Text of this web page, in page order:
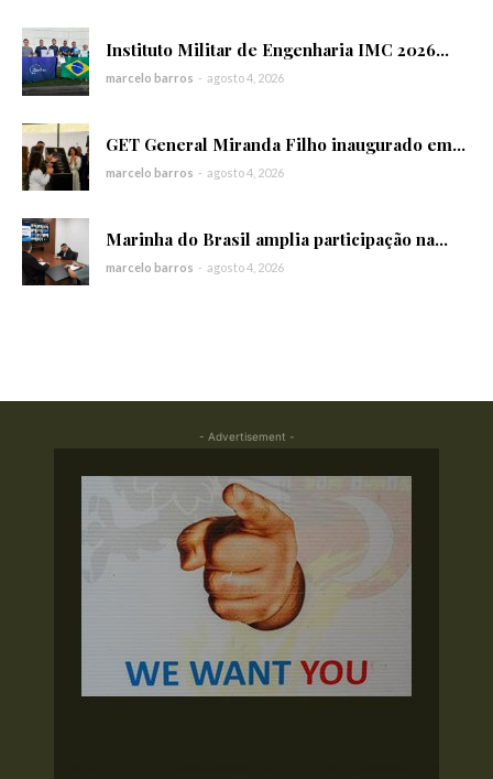
Instituto Militar de Engenharia IMC 2026...
marcelo barros - agosto 4, 2026
GET General Miranda Filho inaugurado em...
marcelo barros - agosto 4, 2026
Marinha do Brasil amplia participação na...
marcelo barros - agosto 4, 2026
- Advertisement -